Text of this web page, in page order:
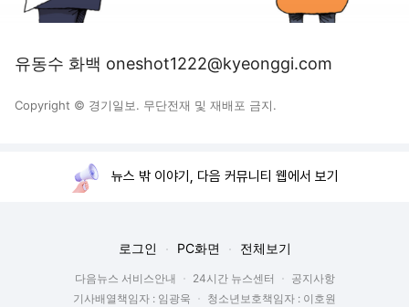
유동수 화백 oneshot1222@kyeonggi.com
Copyright © 경기일보. 무단전재 및 재배포 금지.
뉴스 밖 이야기, 다음 커뮤니티 웹에서 보기
로그인 PC화면 전체보기
다음뉴스 서비스안내 24시간 뉴스센터
공지사항
기사배열책임자 : 임광욱
청소년보호책임자 : 이호원